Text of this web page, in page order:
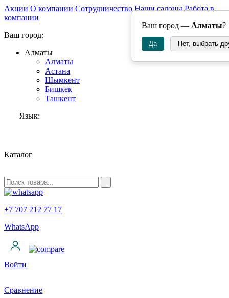
Ваш город — Алматы?
Да Нет, выбрать
Акции О компании Сотрудничество Наши салоны Работа в
компании
Ваш город:
Алматы
Алматы
Астана
Шымкент
Бишкек
Ташкент
Язык:
Каталог
+7 707 212 77 17
WhatsApp
Войти
Сравнение